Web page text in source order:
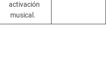
activación
musical.